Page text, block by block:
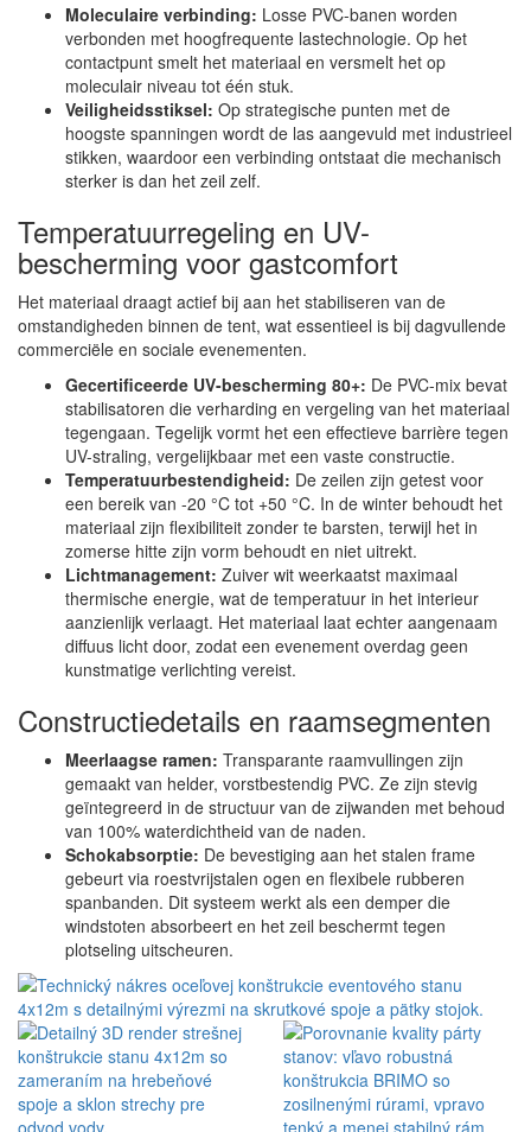
Moleculaire verbinding: Losse PVC-banen worden
verbonden met hoogfrequente lastechnologie. Op het
contactpunt smelt het materiaal en versmelt het op
moleculair niveau tot één stuk.
Veiligheidsstiksel: Op strategische punten met de
hoogste spanningen wordt de las aangevuld met industrieel
stikken, waardoor een verbinding ontstaat die mechanisch
sterker is dan het zeil zelf.
Temperatuurregeling en UV-
bescherming voor gastcomfort
Het materiaal draagt actief bij aan het stabiliseren van de
omstandigheden binnen de tent, wat essentieel is bij dagvullende
commerciële en sociale evenementen.
Gecertificeerde UV-bescherming 80+: De PVC-mix bevat
stabilisatoren die verharding en vergeling van het materiaal
tegengaan. Tegelijk vormt het een effectieve barrière tegen
UV-straling, vergelijkbaar met een vaste constructie.
Temperatuurbestendigheid: De zeilen zijn getest voor
een bereik van -20 °C tot +50 °C. In de winter behoudt het
materiaal zijn flexibiliteit zonder te barsten, terwijl het in
zomerse hitte zijn vorm behoudt en niet uitrekt.
Lichtmanagement: Zuiver wit weerkaatst maximaal
thermische energie, wat de temperatuur in het interieur
aanzienlijk verlaagt. Het materiaal laat echter aangenaam
diffuus licht door, zodat een evenement overdag geen
kunstmatige verlichting vereist.
Constructiedetails en raamsegmenten
Meerlaagse ramen: Transparante raamvullingen zijn
gemaakt van helder, vorstbestendig PVC. Ze zijn stevig
geïntegreerd in de structuur van de zijwanden met behoud
van 100% waterdichtheid van de naden.
Schokabsorptie: De bevestiging aan het stalen frame
gebeurt via roestvrijstalen ogen en flexibele rubberen
spanbanden. Dit systeem werkt als een demper die
windstoten absorbeert en het zeil beschermt tegen
plotseling uitscheuren.